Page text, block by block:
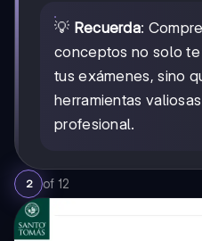
💡 Recuerda:
conceptos no solo
tus exámenes, sino
herramientas
profesional.
2 of 12